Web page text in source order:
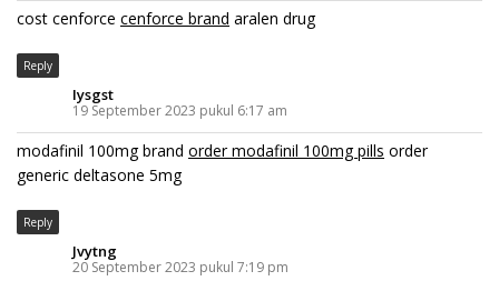
cost cenforce cenforce brand aralen drug
Reply
Iysgst
19 September 2023 pukul 6:17 am
modafinil 100mg brand order modafinil 100mg pills order
generic deltasone 5mg
Reply
Jvytng
20 September 2023 pukul 7:19 pm